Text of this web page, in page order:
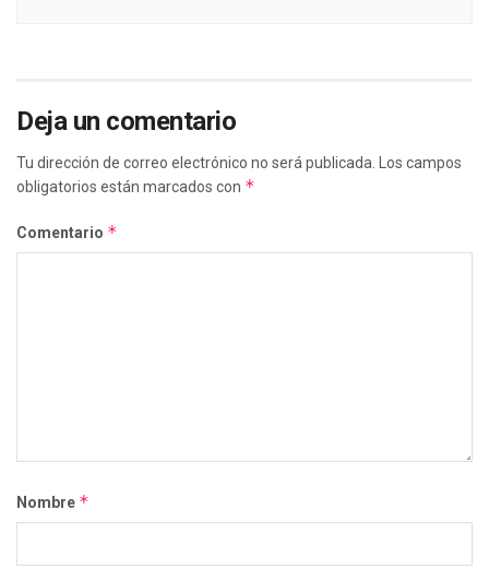
Deja un comentario
Tu dirección de correo electrónico no será publicada.
Los campos
obligatorios están marcados con *
Comentario *
Nombre *